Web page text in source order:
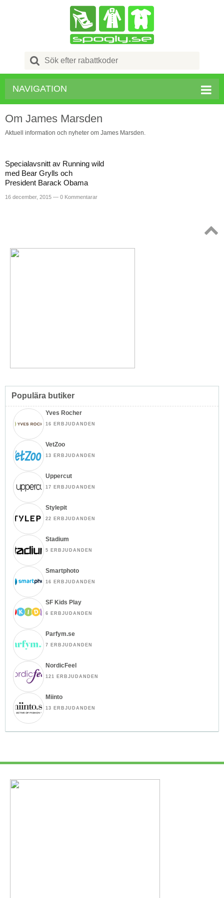
Search
for:
NAVIGATION
Om James Marsden
Aktuell information och nyheter om James Marsden.
Specialavsnitt av Running wild
med Bear Grylls och
President Barack Obama
16 december, 2015 — 0 Kommentarar
Populära butiker
Yves Rocher
16 ERBJUDANDEN
VetZoo
13 ERBJUDANDEN
Uppercut
17 ERBJUDANDEN
Stylepit
22 ERBJUDANDEN
Stadium
5 ERBJUDANDEN
Smartphoto
16 ERBJUDANDEN
SF Kids Play
6 ERBJUDANDEN
Parfym.se
7 ERBJUDANDEN
NordicFeel
121 ERBJUDANDEN
Miinto
13 ERBJUDANDEN